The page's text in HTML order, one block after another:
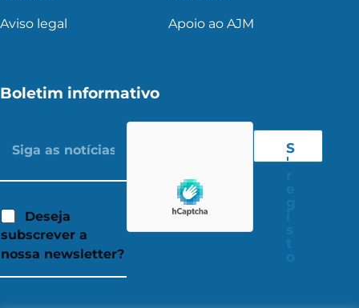
Aviso legal Apoio ao AJM
Boletim informativo
Deseja
subscrever a
nossa newsletter?
S
'